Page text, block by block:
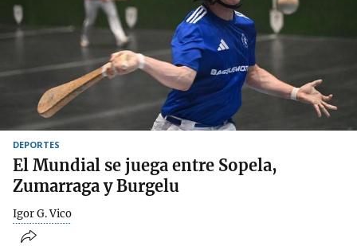
DEPORTES
El Mundial se juega entre Sopela,
Zumarraga y Burgelu
Igor G. Vico